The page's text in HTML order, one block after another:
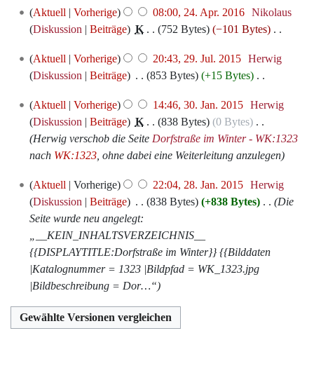
t
u
g
s
z
u
s
m
e
n
a
s
s
n
b
e
t
u
g
s
z
u
s
a
m
e
n
f
s
s
e
a
b
e
t
u
n
g
z
u
s
a
m
m
e
n
f
e
B
e
a
b
e
i
t
n
g
s
z
u
s
a
m
m
e
i
e
B
e
a
r
i
t
u
g
s
z
s
24.
April
Aktuell Vorherige 08:00, 24. Apr. 2016‎ Nikolaus
Diskussion
Beiträge K 752 Bytes −101 Bytes ‎
e
i
e
B
e
a
r
b
e
t
u
n
s
z
29.
Aktuell Vorherige 20:43, 29. Jul. 2015‎ Herwig
Diskussion
Beiträge 853 Bytes +15 Bytes ‎
e
i
n
e
e
a
r
b
e
i
t
u
n
30.
Januar
2015
Aktuell Vorherige 14:46, 30. Jan. 2015‎ Herwig
Diskussion
Beiträge K 838 Bytes 0 Bytes ‎
Herwig verschob die Seite Dorfstraße im Winter - WK:1323
nach WK:1323, ohne dabei eine Weiterleitung anzulegen
28.
Januar
2015
Aktuell Vorherige 22:04, 28. Jan. 2015‎ Herwig
Diskussion
Beiträge 838 Bytes +838 Bytes ‎
Die
Seite wurde neu angelegt:
„__KEIN_INHALTSVERZEICHNIS__
{{DISPLAYTITLE:Dorfstraße im Winter}} {{Bilddaten
|Katalognummer = 1323 |Bildpfad = WK_1323.jpg
|Bildbeschreibung = Dor…“